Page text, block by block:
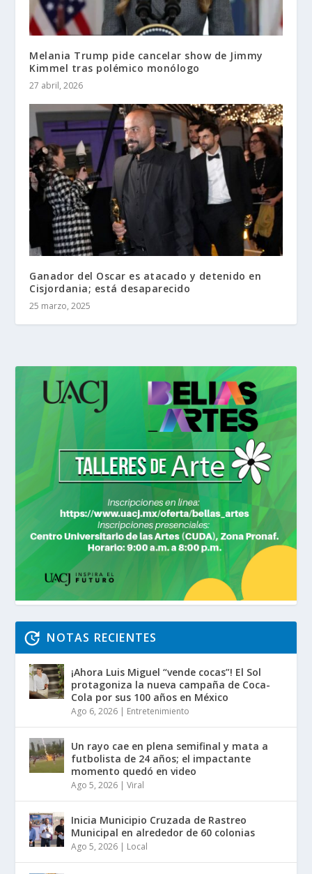
Melania Trump pide cancelar show de Jimmy
Kimmel tras polémico monólogo
27 abril, 2026
Ganador del Oscar es atacado y detenido en
Cisjordania; está desaparecido
25 marzo, 2025
NOTAS RECIENTES
¡Ahora Luis Miguel “vende cocas”! El Sol
protagoniza la nueva campaña de Coca-
Cola por sus 100 años en México
Ago 6, 2026 | Entretenimiento
Un rayo cae en plena semifinal y mata a
futbolista de 24 años; el impactante
momento quedó en video
Ago 5, 2026 |Viral
Inicia Municipio Cruzada de Rastreo
Municipal en alrededor de 60 colonias
Ago 5, 2026 | Local